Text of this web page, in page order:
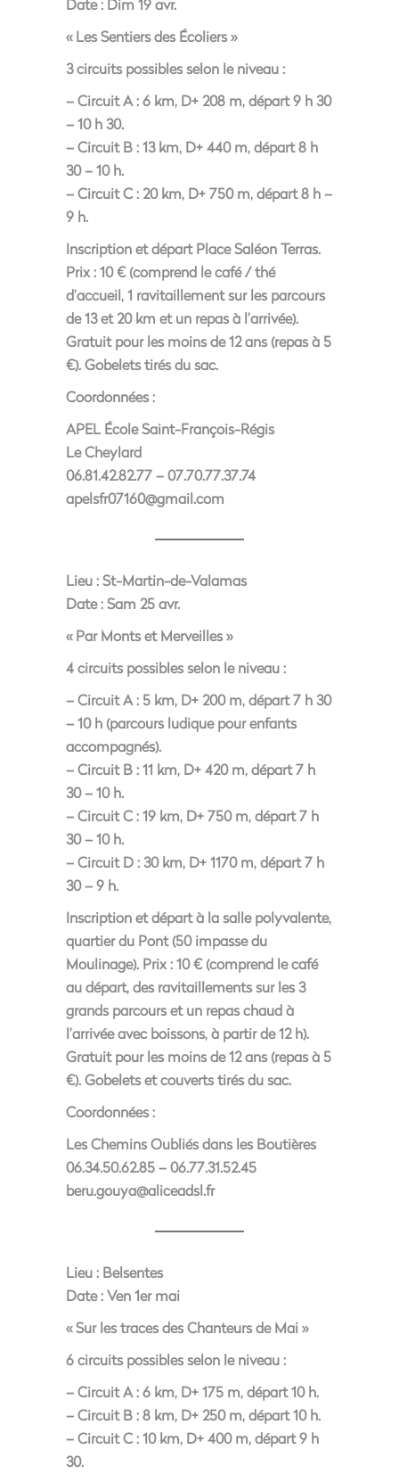
Date : Dim 19 avr.
« Les Sentiers des Écoliers »
3 circuits possibles selon le niveau :
– Circuit A : 6 km, D+ 208 m, départ 9 h 30
– 10 h 30.
– Circuit B : 13 km, D+ 440 m, départ 8 h
30 – 10 h.
– Circuit C : 20 km, D+ 750 m, départ 8 h –
9 h.
Inscription et départ Place Saléon Terras.
Prix : 10 € (comprend le café / thé
d’accueil, 1 ravitaillement sur les parcours
de 13 et 20 km et un repas à l’arrivée).
Gratuit pour les moins de 12 ans (repas à 5
€). Gobelets tirés du sac.
Coordonnées :
APEL École Saint-François-Régis
Le Cheylard
06.81.42.82.77 – 07.70.77.37.74
apelsfr07160@gmail.com
Lieu :St-Martin-de-Valamas
Date :Sam 25 avr.
« Par Monts et Merveilles »
4 circuits possibles selon le niveau :
– Circuit A : 5 km, D+ 200 m, départ 7 h 30
– 10 h (parcours ludique pour enfants
accompagnés).
– Circuit B : 11 km, D+ 420 m, départ 7 h
30 – 10 h.
– Circuit C : 19 km, D+ 750 m, départ 7 h
30 – 10 h.
– Circuit D : 30 km, D+ 1170 m, départ 7 h
30 – 9 h.
Inscription et départ à la salle polyvalente,
quartier du Pont (50 impasse du
Moulinage). Prix : 10 € (comprend le café
au départ, des ravitaillements sur les 3
grands parcours et un repas chaud à
l’arrivée avec boissons, à partir de 12 h).
Gratuit pour les moins de 12 ans (repas à 5
€). Gobelets et couverts tirés du sac.
Coordonnées :
Les Chemins Oubliés dans les Boutières
06.34.50.62.85 – 06.77.31.52.45
beru.gouya@aliceadsl.fr
Lieu : Belsentes
Date :Ven 1er mai
« Sur les traces des Chanteurs de Mai »
6 circuits possibles selon le niveau :
– Circuit A : 6 km, D+ 175 m, départ 10 h.
– Circuit B : 8 km, D+ 250 m, départ 10 h.
– Circuit C : 10 km, D+ 400 m, départ 9 h
30.